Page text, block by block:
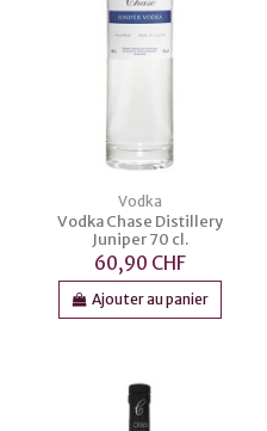
Vodka
Vodka Chase Distillery
Juniper 70 cl.
60,90 CHF
Ajouter au panier